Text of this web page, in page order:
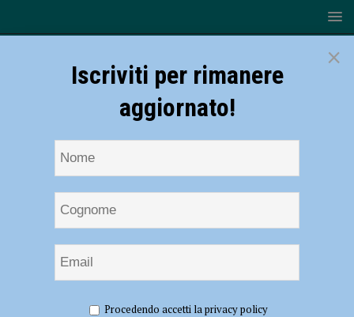
Zanardi: “La Serie B è il vestito più adatto alla nuova Bakery Piacenza”
×
Iscriviti per rimanere
aggiornato!
Procedendo accetti la privacy policy